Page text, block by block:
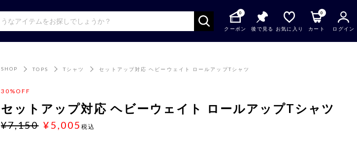
0
クーポン 後で見る お気に入り
0
カート ログイン
SHOP TOPS Tシャツ セットアップ対応 ヘビーウェイト ロールアップTシャツ
30%OFF
セットアップ対応 ヘビーウェイト ロールアップTシャツ
¥7,150 ¥5,005税込